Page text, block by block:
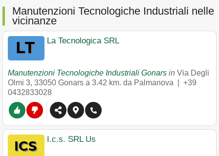
Manutenzioni Tecnologiche Industriali nelle
vicinanze
La Tecnologica SRL
Manutenzioni Tecnologiche Industriali Gonars in Via Degli
Olmi 3, 33050 Gonars a 3.42 km. da Palmanova | +39
0432833028
I.c.s. SRL Us